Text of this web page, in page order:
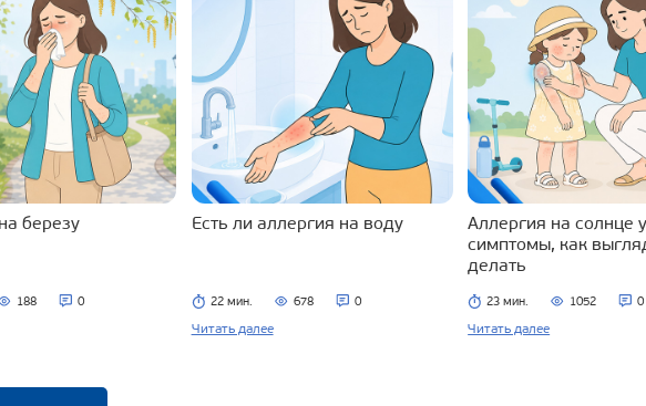
березу
188 0
Есть ли аллергия на воду
22 мин. 678 0
Читать далее
Аллергия на солнце
симптомы, как
делать
23 мин. 1052 0
Читать далее